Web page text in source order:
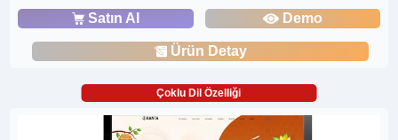
Satın Al Demo
Ürün Detay
Çoklu Dil Özelliği